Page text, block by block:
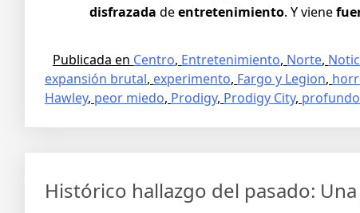
disfrazada deentretenimiento. Y viene
Publicada en Centro, Entretenimiento, Norte,
expansión brutal, experimento, Fargo y Legion,
Hawley, peor miedo, Prodigy, Prodigy City, profundo
Histórico hallazgo del pasado: